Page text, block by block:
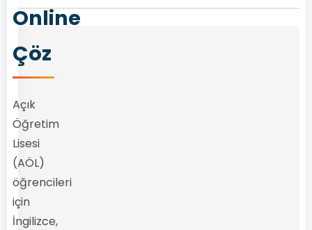
Online
Çöz
Açık
Öğretim
Lisesi
(AÖL)
öğrencileri
için
İngilizce,